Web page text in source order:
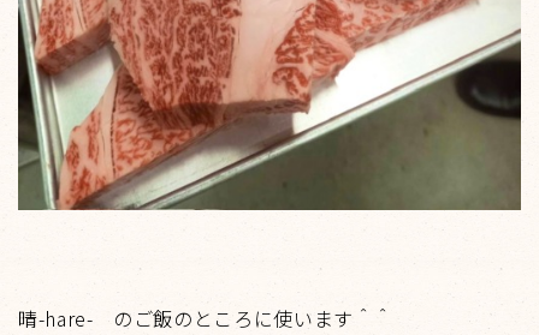
晴-hare- のご飯のところに使います＾＾